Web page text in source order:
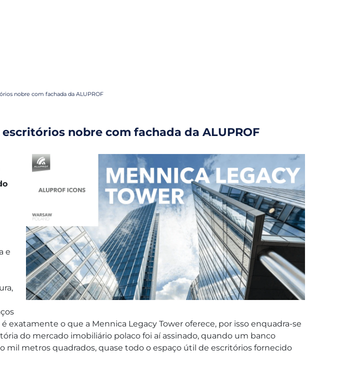
nobre com fachada da ALUPROF
nobre com fachada da ALUPROF
e
o que a Mennica Legacy Tower oferece, por isso enquadra-se
do mercado imobiliário polaco foi aí assinado, quando um banco
metros quadrados, quase todo o espaço útil de escritórios fornecido